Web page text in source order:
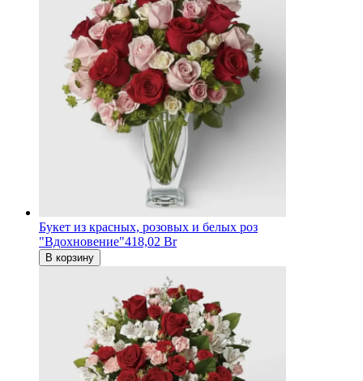
Букет из красных, розовых и белых роз
"Вдохновение"418,02 Br
В корзину